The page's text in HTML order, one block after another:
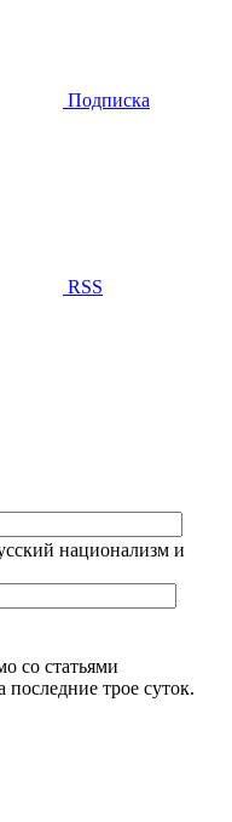
Подписка
RSS
национализм и
со статьями
трое суток.